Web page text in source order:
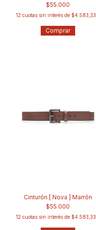
$55.000
12 cuotas sin interés de $4.583,33
Comprar
Cinturón [ Nova ] Marrón
$55.000
12 cuotas sin interés de $4.583,33